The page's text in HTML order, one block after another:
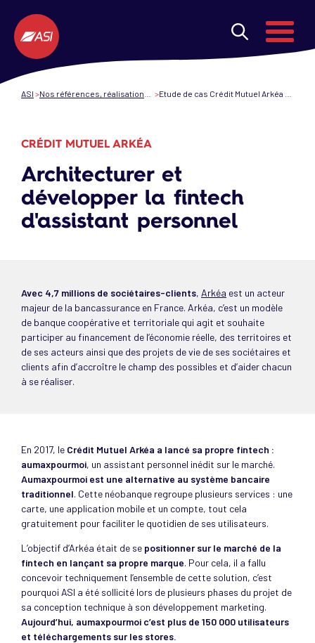
Menu
ASI
CRÉDIT MUTUEL ARKÉA
Architecturer et
développer la fintech
d'assistant personnel
Avec 4,7 millions de sociétaires-clients, Arkéa est un acteur
majeur de la bancassurance en France. Arkéa, c’est un modèle
de banque coopérative et territoriale qui agit et souhaite
participer au financement de l’économie réelle, des territoires et
de ses acteurs ainsi que des projets de vie de ses sociétaires et
clients afin d’accroître le champ des possibles et d’aider chacun
à se réaliser.
En 2017, le Crédit Mutuel Arkéa a lancé sa propre fintech :
aumaxpourmoi, un assistant personnel inédit sur le marché.
Aumaxpourmoi est une alternative au système bancaire
traditionnel. Cette néobanque regroupe plusieurs services : une
carte, une application mobile et un compte, tout cela
gratuitement pour faciliter le quotidien de ses utilisateurs.
L’objectif d’Arkéa était de se positionner sur le marché de la
fintech en lançant sa propre marque. Pour cela, il a fallu
concevoir techniquement l’ensemble de cette solution, c’est
pourquoi ASI a été sollicité lors de plusieurs phases du projet de
sa conception technique à son développement marketing.
Aujourd’hui, aumaxpourmoi c’est plus de 150 000 utilisateurs
et téléchargements sur les stores.